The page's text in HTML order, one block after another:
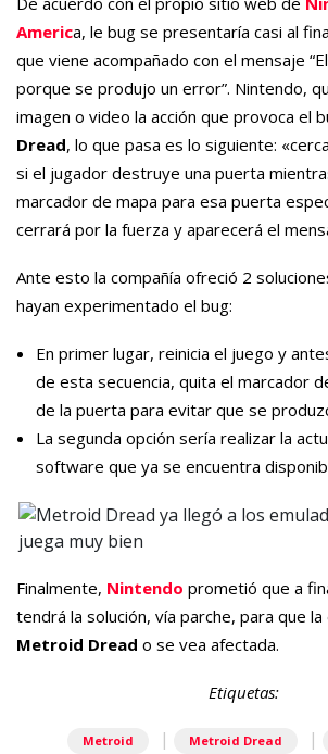
America, le bug se presentaría casi al
que viene acompañado con el mensaje
porque se produjo un error”. Nintendo,
imagen o video la acción que provoca el
Dread, lo que pasa es lo siguiente:
si el jugador destruye una puerta
marcador de mapa para esa puerta
cerrará por la fuerza y aparecerá el
Ante esto la compañía ofreció 2
hayan experimentado el bug:
En primer lugar, reinicia el juego y
de esta secuencia, quita el marcador
de la puerta para evitar que se
La segunda opción sería realizar la
software que ya se encuentra
Finalmente, Nintendo prometió que a
tendrá la solución, vía parche, para que
Metroid Dread o se vea afectada.
Etiquetas:
Metroid | Metroid Dread |